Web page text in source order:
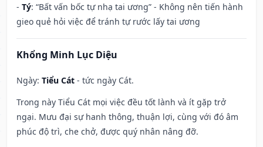
- Tý: “Bất vấn bốc tự nhạ tai ương” - Không nên tiến hành
gieo quẻ hỏi việc để tránh tự rước lấy tai ương
Khổng Minh Lục Diệu
Ngày: Tiểu Cát - tức ngày Cát.
Trong này Tiểu Cát mọi việc đều tốt lành và ít gặp trở
ngại. Mưu đại sự hanh thông, thuận lợi, cùng với đó âm
phúc độ trì, che chở, được quý nhân nâng đỡ.